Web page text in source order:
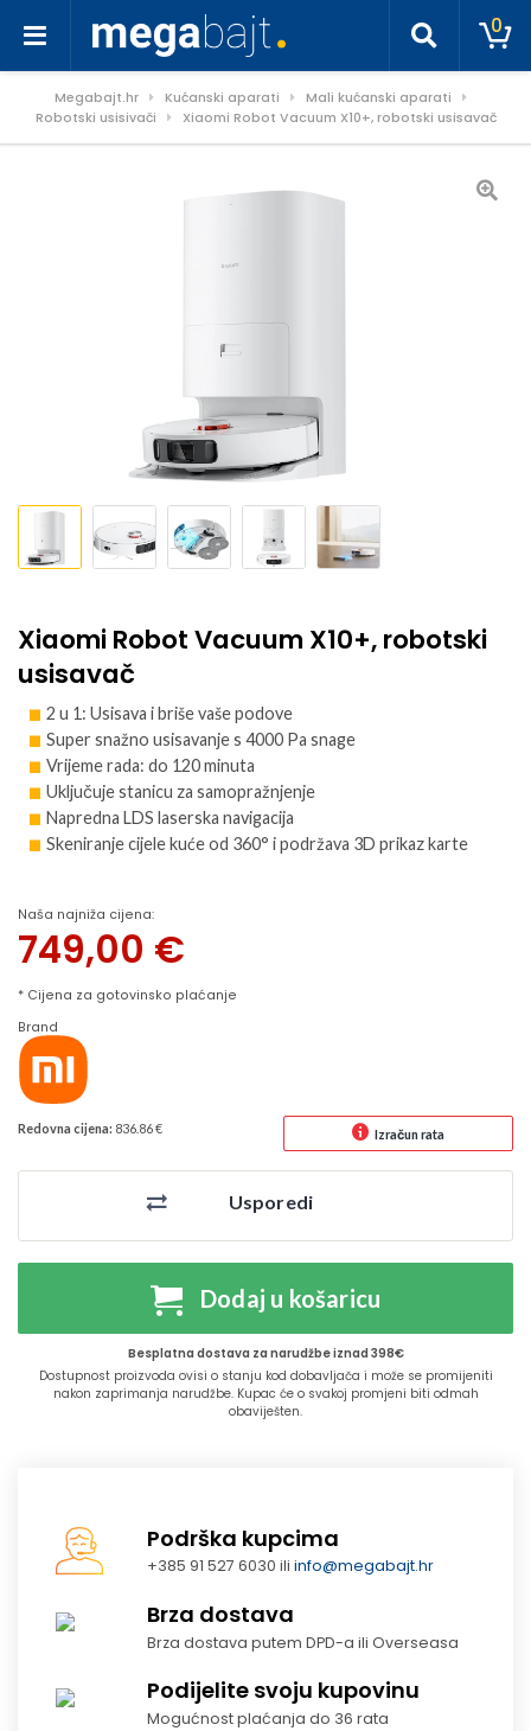
0
Megabajt.hr Kućanski aparati
Mali kućanski aparati
Robotski usisivači
Xiaomi Robot Vacuum X10+, robotski usisavač
Xiaomi Robot Vacuum X10+, robotski
usisavač
2 u 1: Usisava i briše vaše podove
Super snažno usisavanje s 4000 Pa snage
Vrijeme rada: do 120 minuta
Uključuje stanicu za samopražnjenje
Napredna LDS laserska navigacija
Skeniranje cijele kuće od 360° i podržava 3D prikaz karte
Naša najniža cijena:
749,00 €
* Cijena za gotovinsko plaćanje
Brand
Redovna cijena: 836.86 € Izračun rata
Usporedi
Dodaj u košaricu
Besplatna dostava za narudžbe iznad 398€
Dostupnost proizvoda ovisi o stanju kod dobavljača i može se promijeniti
nakon zaprimanja narudžbe. Kupac će o svakoj promjeni biti odmah
obaviješten.
Podrška kupcima
+385 91 527 6030 iliinfo@megabajt.hr
Brza dostava
Brza dostava putem DPD-a ili Overseasa
Podijelite svoju kupovinu
Mogućnost plaćanja do 36 rata